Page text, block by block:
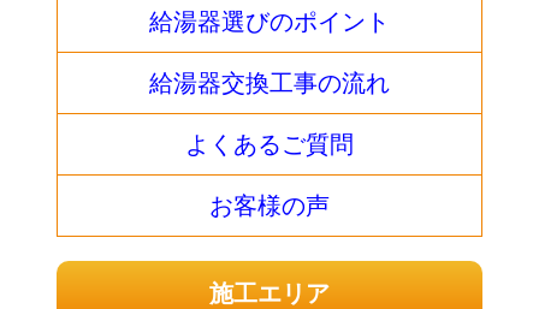
給湯器選びのポイント
給湯器交換工事の流れ
よくあるご質問
お客様の声
施工エリア